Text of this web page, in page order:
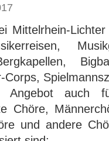
Mittelrhein-
auch
Chöre,
und andere